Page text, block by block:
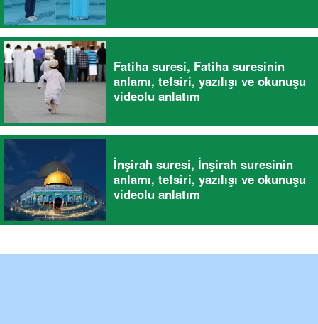
Fatiha suresi, Fatiha suresinin
anlamı, tefsiri, yazılışı ve okunuşu
videolu anlatım
İnşirah suresi, İnşirah suresinin
anlamı, tefsiri, yazılışı ve okunuşu
videolu anlatım